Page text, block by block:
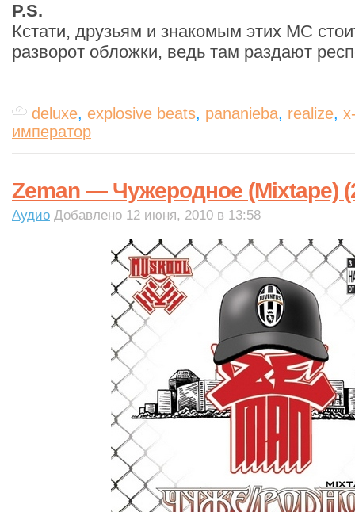
P.S.
Кстати, друзьям и знакомым этих МС
разворот обложки, ведь там раздают
deluxe, explosive beats, pananieba, realize,
император
Zeman — Чужеродное (Mixtape)
Аудио Добавлено 12 июня, 2010 в 13:58